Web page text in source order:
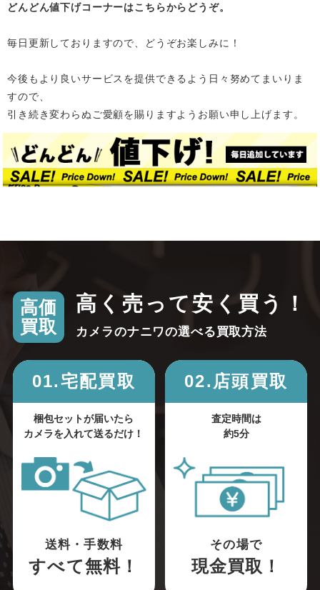
どんどん値下げコーナーはこちらからどうぞ。
毎日更新しておりますので、どうぞお楽しみに！
今後もより良いサービスを提供できるよう日々努めてまいりま
すので、
引き続き変わらぬご愛顧を賜りますようお願い申し上げます。
高価
買取
高く売って安く買う！
カメラのナニワの選べる買取方法
01.宅配買取
梱包セットが届いたら
カメラを入れて送るだけ！
送料・手数料
すべて無料！
02.店頭買取
査定時間は
約5分
その場で
現金買取！